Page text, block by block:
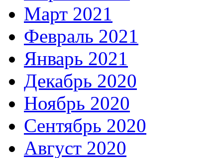
Март 2021
Февраль 2021
Январь 2021
Декабрь 2020
Ноябрь 2020
Сентябрь 2020
Август 2020